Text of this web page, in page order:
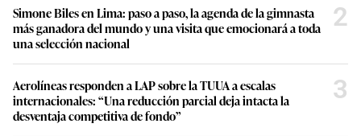
Simone Biles en Lima: paso a paso, la agenda de la gimnasta
más ganadora del mundo y una visita que emocionará a toda
una selección nacional
2
Aerolíneas responden a LAP sobre la TUUA a escalas
internacionales: “Una reducción parcial deja intacta la
desventaja competitiva de fondo”
3